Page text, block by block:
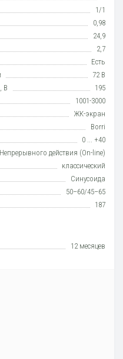
1/1
0,98
24,9
2,7
Есть
72 В
В
195
1001-3000
ЖК-экран
Borri
0 ... +40
Непрерывного действия (On-line)
класcический
Синусоида
50–60/45–65
187
12 месяцев